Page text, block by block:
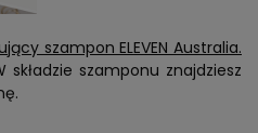
szampon ELEVEN Australia.
szamponu znajdziesz